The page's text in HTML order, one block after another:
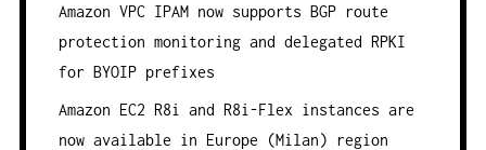
Amazon VPC IPAM now supports BGP route
protection monitoring and delegated RPKI
for BYOIP prefixes
Amazon EC2 R8i and R8i-Flex instances are
now available in Europe (Milan) region